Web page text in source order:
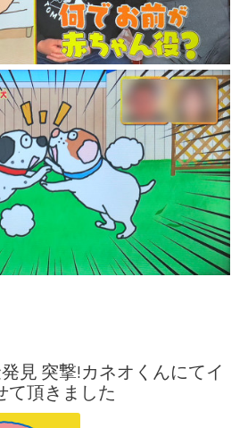
見 突撃!カネオくんにてイ
て頂きました